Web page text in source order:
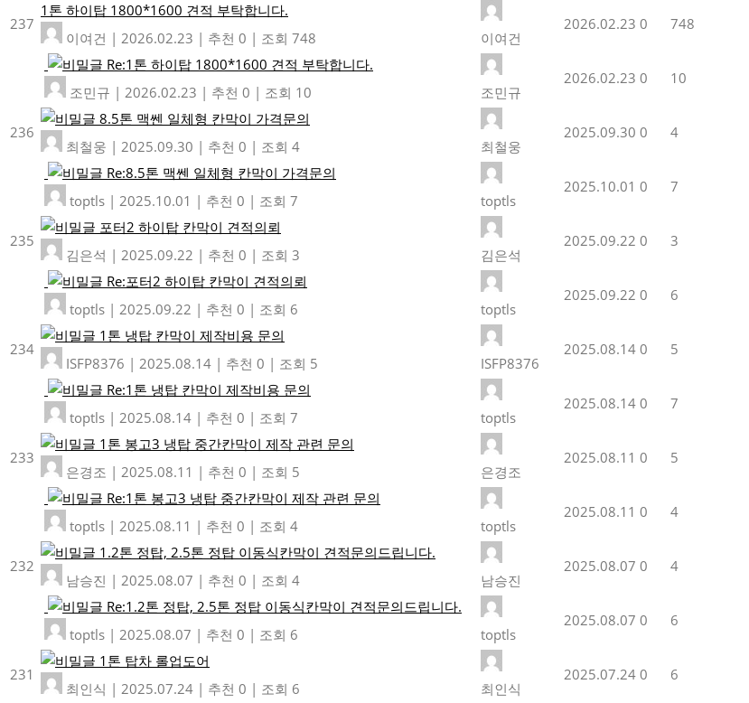
237
1톤 하이탑 1800*1600 견적 부탁합니다.
이여건 | 2026.02.23 | 추천 0 | 조회 748 이여건
2026.02.23 0 748
Re:1톤 하이탑 1800*1600 견적 부탁합니다.
조민규 | 2026.02.23 | 추천 0 | 조회 10 조민규
2026.02.23 0 10
236
8.5톤 맥쎈 일체형 칸막이 가격문의
최철웅 | 2025.09.30 | 추천 0 | 조회 4 최철웅
2025.09.30 0 4
Re:8.5톤 맥쎈 일체형 칸막이 가격문의
toptls | 2025.10.01 | 추천 0 | 조회 7 toptls
2025.10.01 0 7
235
포터2 하이탑 칸막이 견적의뢰
김은석 | 2025.09.22 | 추천 0 | 조회 3 김은석
2025.09.22 0 3
Re:포터2 하이탑 칸막이 견적의뢰
toptls | 2025.09.22 | 추천 0 | 조회 6 toptls
2025.09.22 0 6
234
1톤 냉탑 칸막이 제작비용 문의
ISFP8376 | 2025.08.14 | 추천 0 | 조회 5 ISFP8376
2025.08.14 0 5
Re:1톤 냉탑 칸막이 제작비용 문의
toptls | 2025.08.14 | 추천 0 | 조회 7 toptls
2025.08.14 0 7
233
1톤 봉고3 냉탑 중간칸막이 제작 관련 문의
은경조 | 2025.08.11 | 추천 0 | 조회 5 은경조
2025.08.11 0 5
Re:1톤 봉고3 냉탑 중간칸막이 제작 관련 문의
toptls | 2025.08.11 | 추천 0 | 조회 4 toptls
2025.08.11 0 4
232
1.2톤 정탑, 2.5톤 정탑 이동식칸막이 견적문의드립니다.
남승진 | 2025.08.07 | 추천 0 | 조회 4 남승진
2025.08.07 0 4
Re:1.2톤 정탑, 2.5톤 정탑 이동식칸막이 견적문의드립니다.
toptls | 2025.08.07 | 추천 0 | 조회 6 toptls
2025.08.07 0 6
231
1톤 탑차 롤업도어
최인식 | 2025.07.24 | 추천 0 | 조회 6 최인식
2025.07.24 0 6